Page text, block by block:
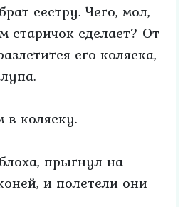
сестру. Чего, мол,
старичок сделает? От
его коляска,
в коляску.
прыгнул на
и полетели они